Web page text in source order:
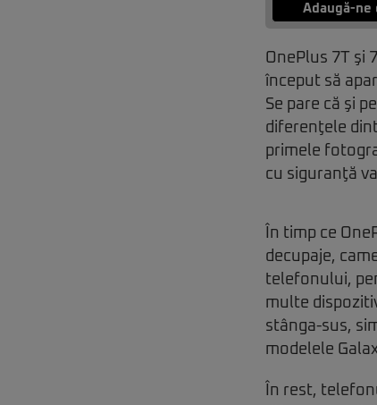
Adaugă-ne
OnePlus 7T şi
început să
Se pare că şi
diferenţele
primele
cu siguranţă
În timp ce
decupaje,
telefonului,
multe
stânga-sus,
modelele
În rest,